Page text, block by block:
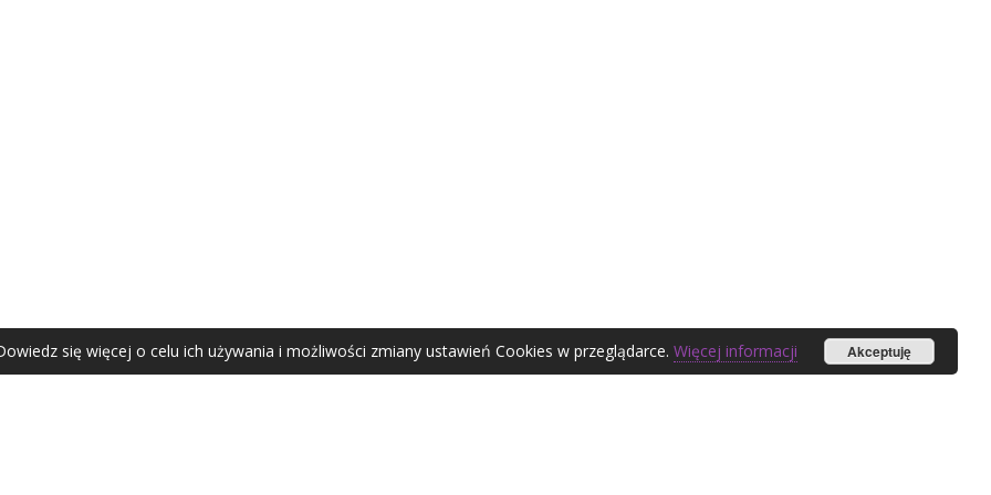
Agata Zubel © 2021
się więcej o celu ich używania i możliwości zmiany ustawień Cookies w przeglądarce. Więcej informacji Akceptuję